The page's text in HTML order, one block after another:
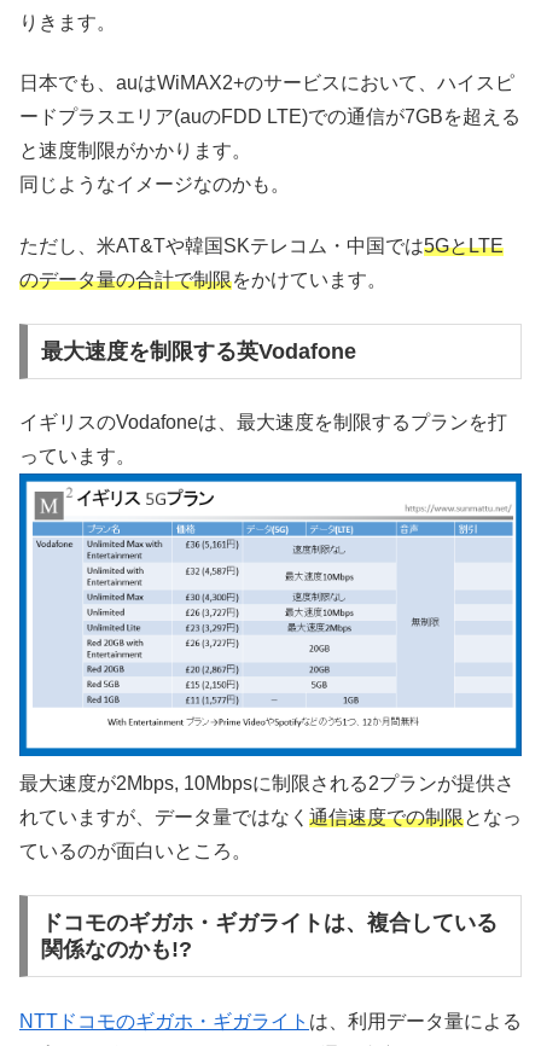
りきます。
日本でも、auはWiMAX2+のサービスにおいて、ハイスピ
ードプラスエリア(auのFDD LTE)での通信が7GBを超える
と速度制限がかかります。
同じようなイメージなのかも。
ただし、米AT&Tや韓国SKテレコム・中国では5GとLTE
のデータ量の合計で制限をかけています。
最大速度を制限する英Vodafone
イギリスのVodafoneは、最大速度を制限するプランを打
っています。
最大速度が2Mbps, 10Mbpsに制限される2プランが提供さ
れていますが、データ量ではなく 通信速度での制限となっ
ているのが面白いところ。
ドコモのギガホ・ギガライトは、複合している
関係なのかも!?
NTTドコモのギガホ・ギガライト は、利用データ量による